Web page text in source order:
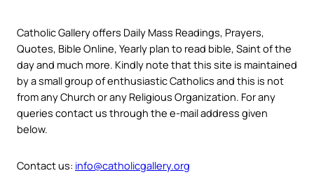
Catholic Gallery offers Daily Mass Readings, Prayers,
Quotes, Bible Online, Yearly plan to read bible, Saint of the
day and much more. Kindly note that this site is maintained
by a small group of enthusiastic Catholics and this is not
from any Church or any Religious Organization. For any
queries contact us through the e-mail address given
below.
Contact us: info@catholicgallery.org